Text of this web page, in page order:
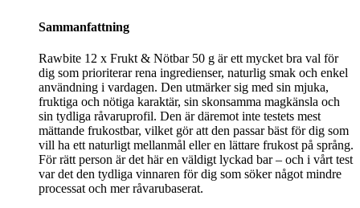
Sammanfattning
Rawbite 12 x Frukt & Nötbar 50 g är ett mycket bra val för
dig som prioriterar rena ingredienser, naturlig smak och enkel
användning i vardagen. Den utmärker sig med sin mjuka,
fruktiga och nötiga karaktär, sin skonsamma magkänsla och
sin tydliga råvaruprofil. Den är däremot inte testets mest
mättande frukostbar, vilket gör att den passar bäst för dig som
vill ha ett naturligt mellanmål eller en lättare frukost på språng.
För rätt person är det här en väldigt lyckad bar – och i vårt test
var det den tydliga vinnaren för dig som söker något mindre
processat och mer råvarubaserat.